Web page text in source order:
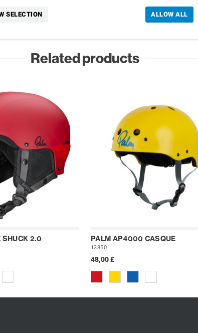
SELECTION ALLOW ALL
une protection
à utiliser pour
une
Coque
Related products
SHUCK 2.0 PALM AP4000 CASQUE
13850
48,00 £